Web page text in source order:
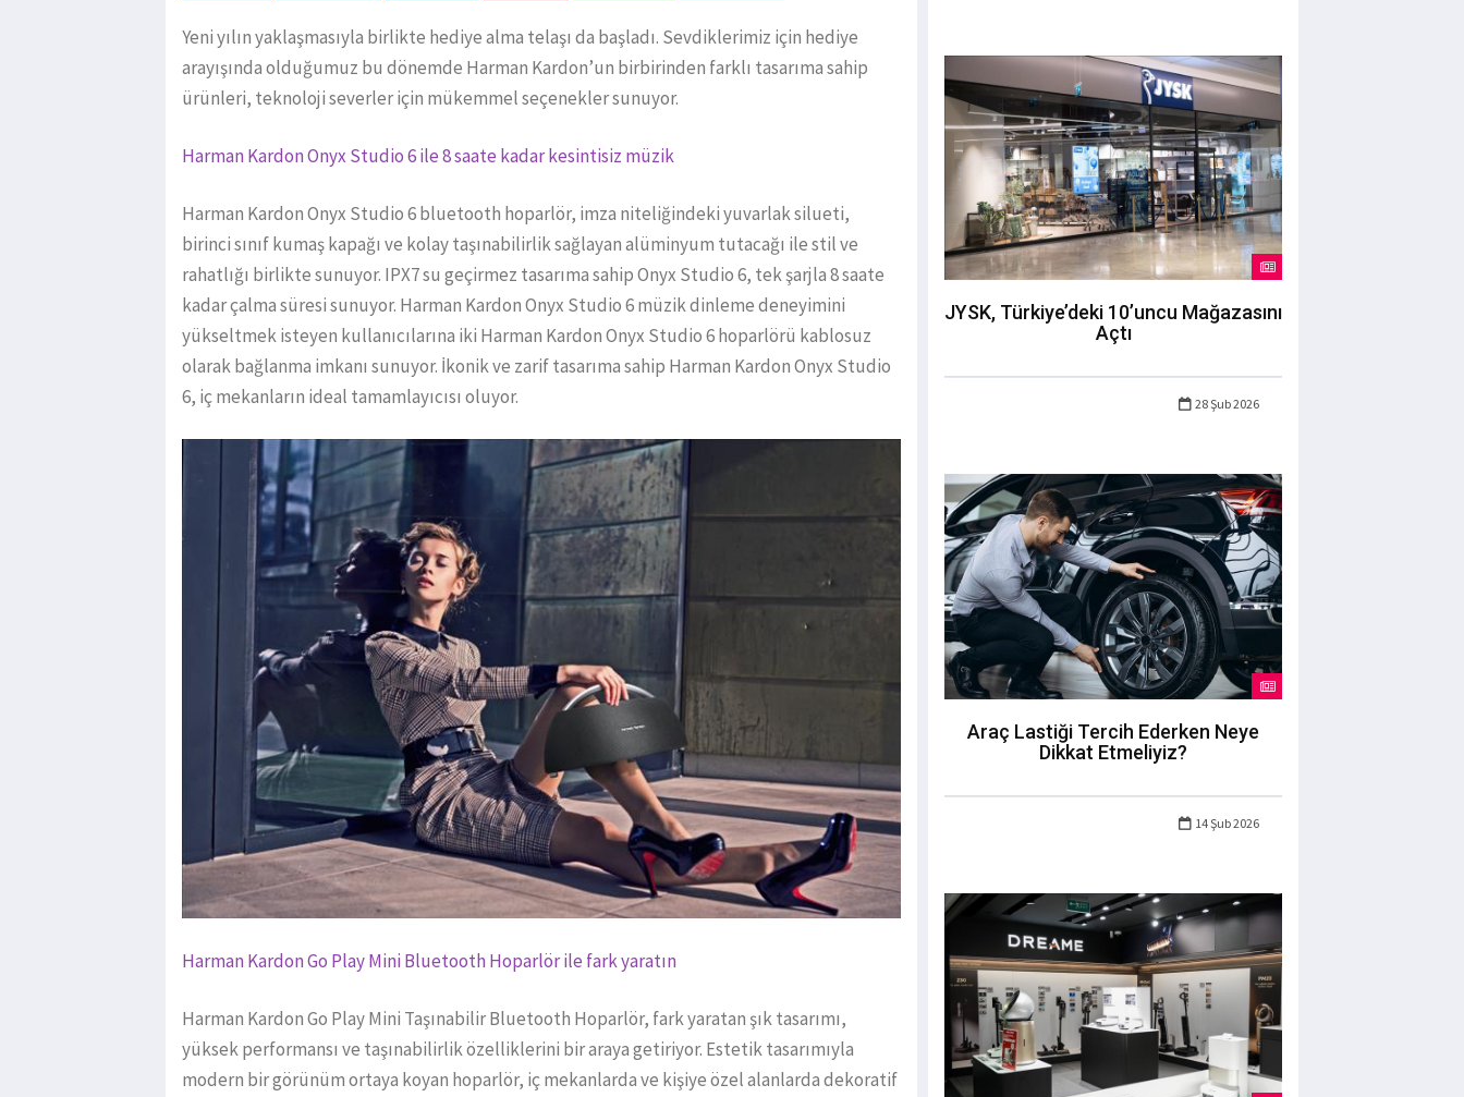
Yeni yılın yaklaşmasıyla birlikte hediye alma telaşı da başladı. Sevdiklerimiz için hediye
arayışında olduğumuz bu dönemde Harman Kardon’un birbirinden farklı tasarıma sahip
ürünleri, teknoloji severler için mükemmel seçenekler sunuyor.
Harman Kardon Onyx Studio 6 ile 8 saate kadar kesintisiz müzik
Harman Kardon Onyx Studio 6 bluetooth hoparlör, imza niteliğindeki yuvarlak silueti,
birinci sınıf kumaş kapağı ve kolay taşınabilirlik sağlayan alüminyum tutacağı ile stil ve
rahatlığı birlikte sunuyor. IPX7 su geçirmez tasarıma sahip Onyx Studio 6, tek şarjla 8 saate
kadar çalma süresi sunuyor. Harman Kardon Onyx Studio 6 müzik dinleme deneyimini
yükseltmek isteyen kullanıcılarına iki Harman Kardon Onyx Studio 6 hoparlörü kablosuz
olarak bağlanma imkanı sunuyor. İkonik ve zarif tasarıma sahip Harman Kardon Onyx Studio
6, iç mekanların ideal tamamlayıcısı oluyor.
Harman Kardon Go Play Mini Bluetooth Hoparlör ile fark yaratın
Harman Kardon Go Play Mini Taşınabilir Bluetooth Hoparlör, fark yaratan şık tasarımı,
yüksek performansı ve taşınabilirlik özelliklerini bir araya getiriyor. Estetik tasarımıyla
modern bir görünüm ortaya koyan hoparlör, iç mekanlarda ve kişiye özel alanlarda dekoratif
JYSK, Türkiye’deki 10’uncu Mağazasını
Açtı
28 Şub 2026
Araç Lastiği Tercih Ederken Neye
Dikkat Etmeliyiz?
14 Şub 2026